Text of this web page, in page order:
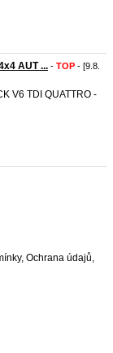
AUT ... - TOP - [9.8.
V6 TDI QUATTRO -
, Ochrana údajů,